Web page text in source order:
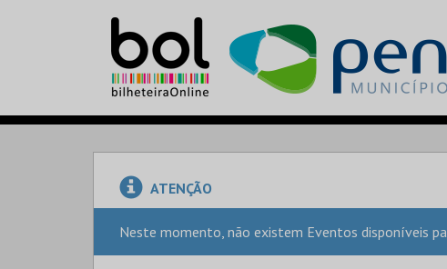
ATENÇÃO
Neste momento, não existem Eventos disponíveis